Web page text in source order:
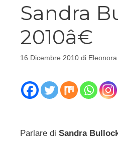
Sandra
2010â€
16 Dicembre 2010 di
Parlare di Sandra